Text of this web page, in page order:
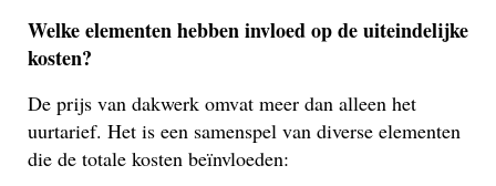
Welke elementen hebben invloed op de uiteindelijke
kosten?
De prijs van dakwerk omvat meer dan alleen het
uurtarief. Het is een samenspel van diverse elementen
die de totale kosten beïnvloeden: